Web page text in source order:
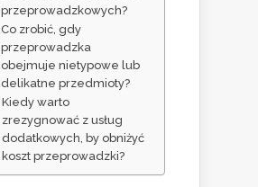
przeprowadzkowych?
Co zrobić, gdy
przeprowadzka
obejmuje nietypowe lub
delikatne przedmioty?
Kiedy warto
zrezygnować z usług
dodatkowych, by obniżyć
koszt przeprowadzki?